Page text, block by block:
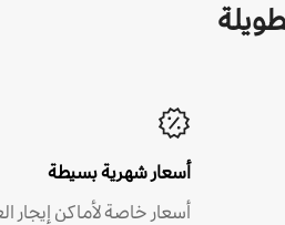
أسعار شهرية بسيطة
أسعار خاصة لأماكن إيجار